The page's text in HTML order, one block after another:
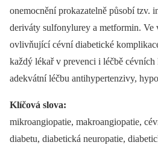
onemocnění prokazatelně působí tzv.
deriváty sulfonylurey a metformin.
ovlivňující cévní diabetické
každý lékař v prevenci i léčbě
adekvátní léčbu antihypertenzivy,
Klíčová slova:
mikroangiopatie, makroangiopatie,
diabetu, diabetická neuropatie,